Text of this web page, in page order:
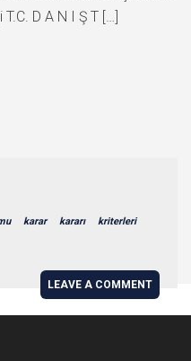
D A N I Ş T […]
karar kararı kriterleri
LEAVE A COMMENT